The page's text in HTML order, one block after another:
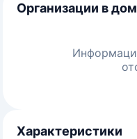
Организации в
Характеристики